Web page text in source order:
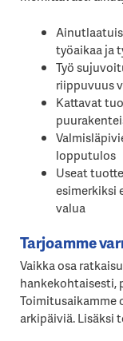
työaikaa ja
Työ
riippuvuus
Kattavat
lopputulos
Useat
esimerkiksi
valua
Tarjoamme
Vaikka osa
hankekohtaisesti,
Toimitusaikamme
arkipäiviä. Lisäksi